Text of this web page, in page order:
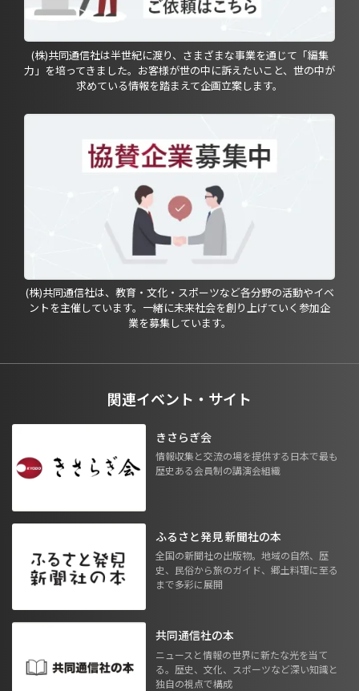
(株)共同通信社は半世紀に渡り、さまざまな事業を通じて「編集
力」を培ってきました。お客様が世の中に訴えたいこと、世の中が
求めている情報を踏まえて企画立案します。
(株)共同通信社は、教育・文化・スポーツなど各分野の活動やイベ
ントを主催しています。一緒に未来社会を創り上げていく参加企
業を募集しています。
関連イベント・サイト
きさらぎ会
情報収集と交流の場を提供する日本で最も
歴史ある会員制の講演会組織
ふるさと発見 新聞社の本
全国の新聞社の出版物。地域の自然、歴
史、民俗から旅のガイド、郷土料理に至る
まで多彩に展開
共同通信社の本
ニュースと情報の世界に新たな光を当て
る。歴史、文化、スポーツなど深い知識と
独自の視点で構成